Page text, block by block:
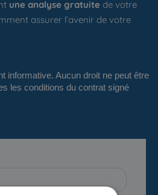
une analyse gratuite de votre
assurer l’avenir de votre
informative. Aucun droit ne peut être
les conditions du contrat signé